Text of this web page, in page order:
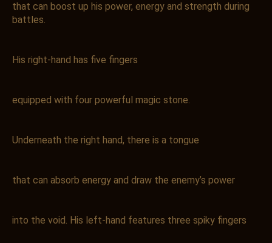
that can boost up his power, energy and strength during
battles.
His right-hand has five fingers
equipped with four powerful magic stone.
Underneath the right hand, there is a tongue
that can absorb energy and draw the enemy’s power
into the void. His left-hand features three spiky fingers